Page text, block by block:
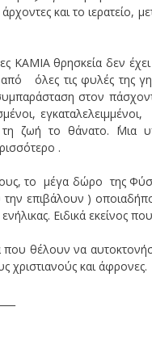
και το
ΚΑΜΙΑ θρησκεία δεν
όλες τις φυλές της
στον
ζωή το θάνατο. ΄Μια
.
το μέγα δώρο της
την επιβάλουν )
Ειδικά εκείνος
θέλουν να
χριστιανούς και άφρονες.